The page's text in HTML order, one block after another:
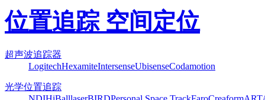
位置追踪 空间定位
超声波追踪器
LogitechHexamiteIntersenseUbisenseCodamotion
光学位置追踪